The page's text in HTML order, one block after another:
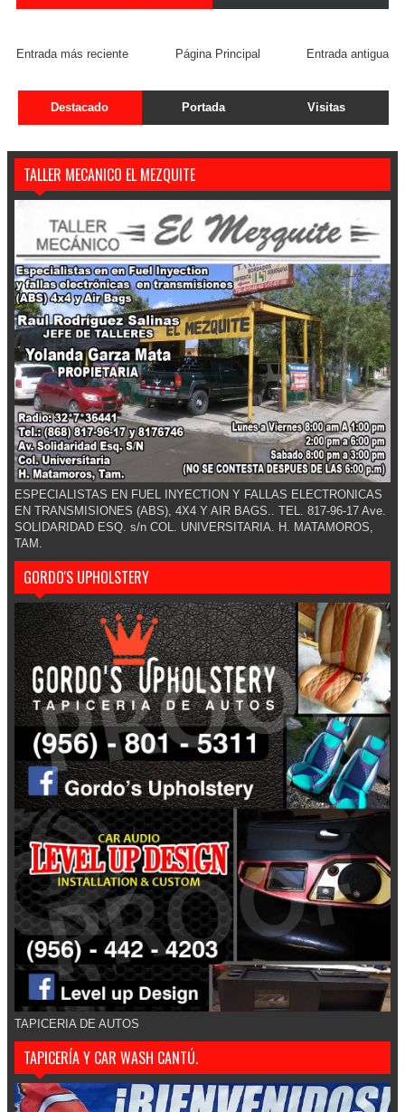
Entrada más reciente Entrada antigua
Página Principal
Destacado Portada Visitas
TALLER MECANICO EL MEZQUITE
ESPECIALISTAS EN FUEL INYECTION Y FALLAS ELECTRONICAS
EN TRANSMISIONES (ABS), 4X4 Y AIR BAGS.. TEL. 817-96-17 Ave.
SOLIDARIDAD ESQ. s/n COL. UNIVERSITARIA. H. MATAMOROS,
TAM.
GORDO'S UPHOLSTERY
TAPICERIA DE AUTOS
TAPICERÍA Y CAR WASH CANTÚ.